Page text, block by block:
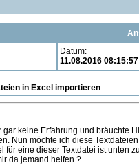
Datum:
11.08.2016 08:15:57
in Excel importieren
gar keine Erfahrung und bräuchte
Nun möchte ich diese
für eine dieser Textdatei ist unten
da jemand helfen ?